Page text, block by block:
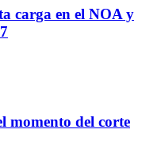
carga en el NOA y
momento del corte